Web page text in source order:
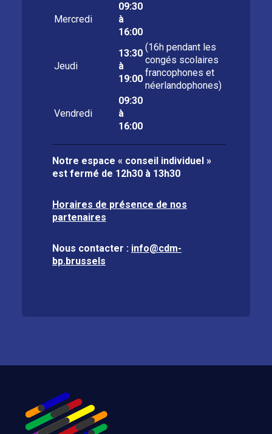
Mercredi
09:30
à
16:00
Jeudi
13:30
à
19:00
(16h pendant les
congés scolaires
francophones et
néerlandophones)
Vendredi
09:30
à
16:00
Notre espace « conseil individuel »
est fermé de 12h30 à 13h30
Horaires de présence de nos
partenaires
Nous contacter : info@cdm-
bp.brussels